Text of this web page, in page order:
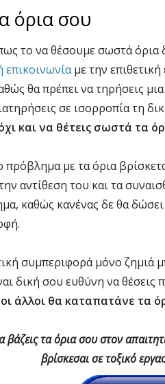
όρια σου
το να θέσουμε σωστά όρια
επικοινωνίαμε την επιθετική
θα πρέπει να τηρήσεις
σε ισορροπία τη
και να θέτεις σωστά τα
με τα όρια
αντίθεση του και τα
καθώς κανένας δε θα δώσει
συμπεριφορά μόνο ζημιά
δική σου ευθύνη να
άλλοι θα καταπατάνε τα
βάζεις τα όρια σου στον
βρίσκεσαι σε τοξικό